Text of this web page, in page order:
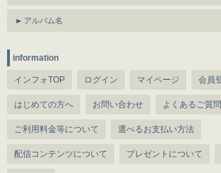
アルバム名
information
インフォTOP ログイン マイページ 会員
はじめての方へ お問い合わせ よくあるご質問
ご利用料金等について 選べるお支払い方法
配信コンテンツについて プレゼントについて